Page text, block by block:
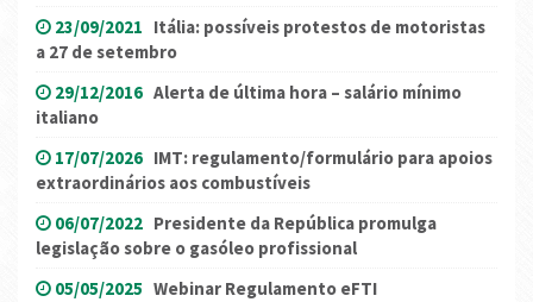
23/09/2021 Itália: possíveis protestos de motoristas
a 27 de setembro
29/12/2016 Alerta de última hora – salário mínimo
italiano
17/07/2026 IMT: regulamento/formulário para apoios
extraordinários aos combustíveis
06/07/2022 Presidente da República promulga
legislação sobre o gasóleo profissional
05/05/2025 Webinar Regulamento eFTI